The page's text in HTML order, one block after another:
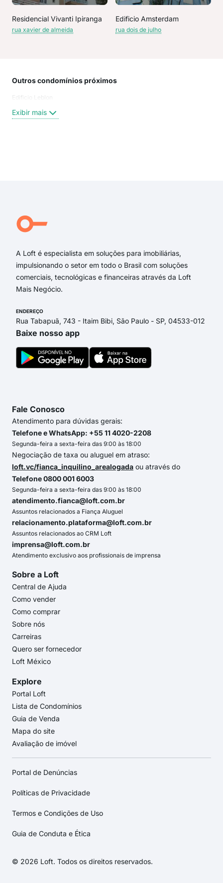
Residencial Vivanti Ipiranga
rua xavier de almeida
Edificio Amsterdam
rua dois de julho
Outros condomínios próximos
Edificio Leblon
Exibir mais
A Loft é especialista em soluções para imobiliárias,
impulsionando o setor em todo o Brasil com soluções
comerciais, tecnológicas e financeiras através da Loft
Mais Negócio.
ENDEREÇO
Rua Tabapuã, 743 - Itaim Bibi, São Paulo - SP, 04533-012
Baixe nosso app
Fale Conosco
Atendimento para dúvidas gerais:
Telefone e WhatsApp: +55 11 4020-2208
Segunda-feira a sexta-feira das 9:00 às 18:00
Negociação de taxa ou aluguel em atraso:
loft.vc/fianca_inquilino_arealogada ou através do
Telefone 0800 001 6003
Segunda-feira a sexta-feira das 9:00 às 18:00
atendimento.fianca@loft.com.br
Assuntos relacionados a Fiança Aluguel
relacionamento.plataforma@loft.com.br
Assuntos relacionados ao CRM Loft
imprensa@loft.com.br
Atendimento exclusivo aos profissionais de imprensa
Sobre a Loft
Central de Ajuda
Como vender
Como comprar
Sobre nós
Carreiras
Quero ser fornecedor
Loft México
Explore
Portal Loft
Lista de Condomínios
Guia de Venda
Mapa do site
Avaliação de imóvel
Portal de Denúncias
Políticas de Privacidade
Termos e Condições de Uso
Guia de Conduta e Ética
© 2026 Loft. Todos os direitos reservados.